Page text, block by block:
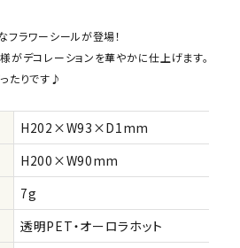
フラワーシールが登場！
がデコレーションを華やかに仕上げます。
たりです♪
H202×W93×D1mm
H200×W90mm
7g
透明PET・オーロラホット